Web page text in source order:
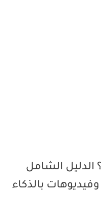
>ما هو موقع Cantina AI؟ الدليل الشامل
بالذكاء